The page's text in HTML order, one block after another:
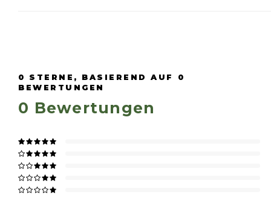
0 STERNE, BASIEREND AUF 0
BEWERTUNGEN
0 Bewertungen